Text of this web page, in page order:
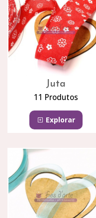
Juta
11 Produtos
Explorar